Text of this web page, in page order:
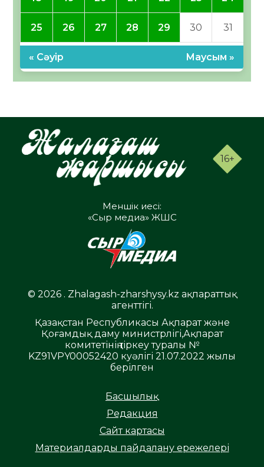
25 26 27 28 29 30 31
« Сәуір Маусым »
16+
Меншік иесі:
«Сыр медиа» ЖШС
© 2026 . Zhalagash-zharshysy.kz ақпараттық
агенттігі.
Қазақстан Республикасы Ақпарат және
Қоғамдық даму министрлігі,Ақпарат
комитетінің тіркеу туралы №
KZ91VPY00052420 куәлігі 21.07.2022 жылы
берілген
Басшылық
Редакция
Сайт картасы
Материалдарды пайдалану ережелері